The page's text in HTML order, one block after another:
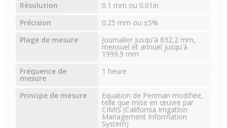
Résolution
0.1 mm ou 0.01in
Précision
0.25 mm ou ±5%
Plage de mesure
Journalier jusqu'à 832,2 mm,
mensuel et annuel jusqu'à
1999.9 mm
Fréquence de
mesure
1 heure
Principe de mesure Equation de Penman modifiée,
telle que mise en œuvre par
CIMIS (California Irrigation
Management Information
System)